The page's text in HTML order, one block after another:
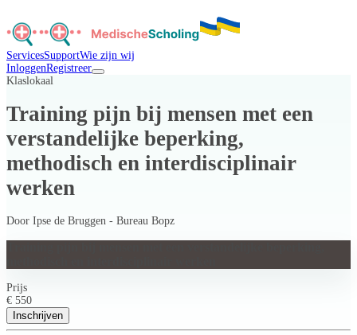
ServicesSupportWie zijn wij
InloggenRegistreer
Klaslokaal
Training pijn bij mensen met een
verstandelijke beperking,
methodisch en interdisciplinair
werken
Door Ipse de Bruggen - Bureau Bopz
Prijs
€ 550
Inschrijven